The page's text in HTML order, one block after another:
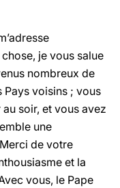
je vous salue
nombreux de
Pays voisins ; vous
soir, et vous avez
une
de votre
et la
vous, le Pape